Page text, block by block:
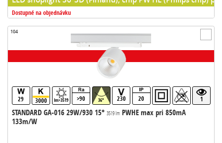
Dostupné na objednávku
104
29 3000 lm>3519 >90 36° 230 20 1
STANDARD GA-016 29W/930 15° 3519 lmPWHE max pri 850mA
133m/W